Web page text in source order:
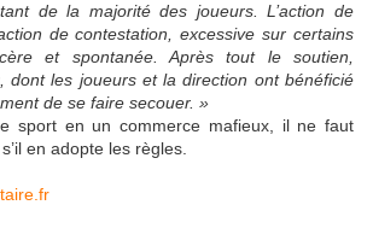
de la majorité des joueurs. L’action de
de contestation, excessive sur certains
et spontanée. Après tout le soutien,
dont les joueurs et la direction ont bénéficié
de se faire secouer. »
sport en un commerce mafieux, il ne faut
en adopte les règles.